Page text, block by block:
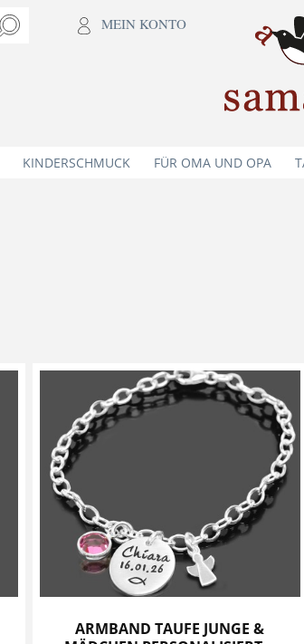
MEIN KONTO
KINDERSCHMUCK FÜR OMA UND OPA
ARMBAND TAUFE JUNGE &